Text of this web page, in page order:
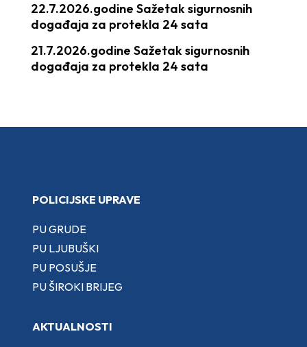
22.7.2026.godine Sažetak sigurnosnih
događaja za protekla 24 sata
21.7.2026.godine Sažetak sigurnosnih
događaja za protekla 24 sata
POLICIJSKE UPRAVE
PU GRUDE
PU LJUBUŠKI
PU POSUŠJE
PU ŠIROKI BRIJEG
AKTUALNOSTI